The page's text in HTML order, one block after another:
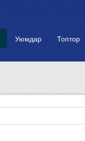
Уюмдар Топтор